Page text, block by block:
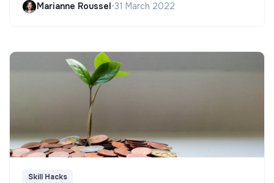
Marianne Roussel •31 March 2022
Skill Hacks